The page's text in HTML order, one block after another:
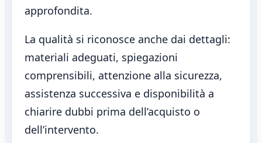
approfondita.
La qualità si riconosce anche dai dettagli:
materiali adeguati, spiegazioni
comprensibili, attenzione alla sicurezza,
assistenza successiva e disponibilità a
chiarire dubbi prima dell’acquisto o
dell’intervento.